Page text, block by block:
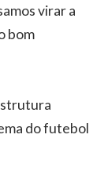
virar a
bom
do futebol